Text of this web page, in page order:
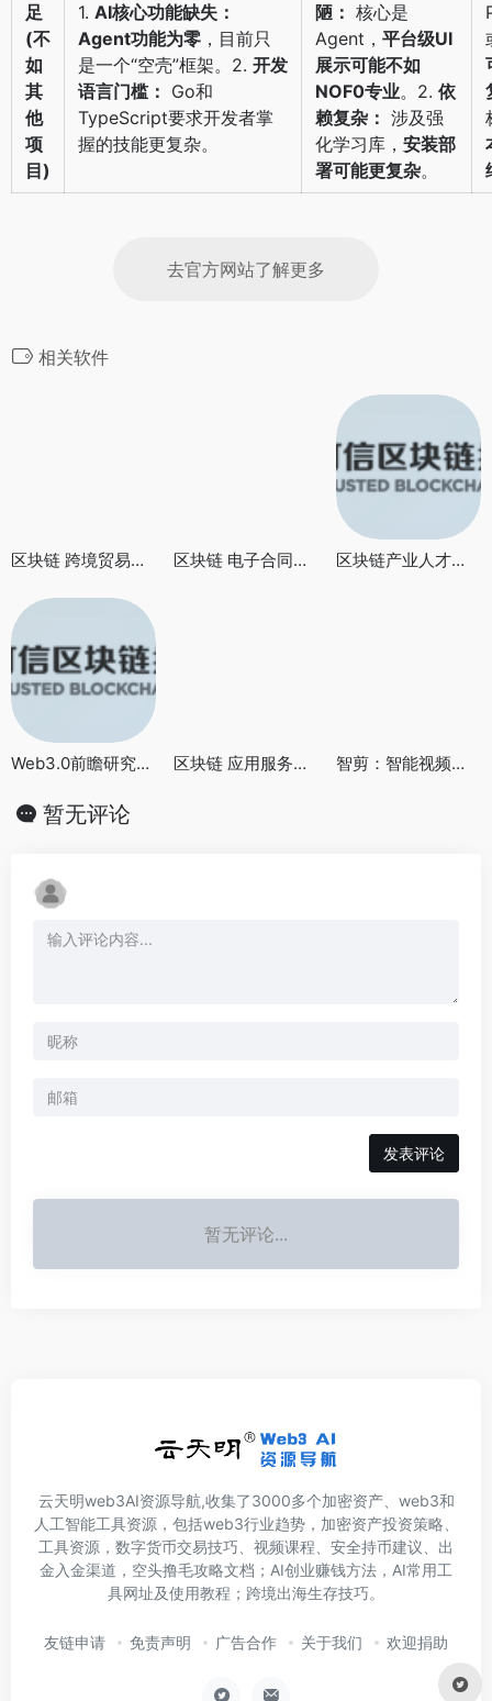
足
(不
如
其
他
项
目)
1. AI核心功能缺失：
Agent功能为零 ，目前只
是一个“空壳”框架。2. 开发
语言门槛： Go和
TypeScript要求开发者掌
握的技能更复杂。
陋： 核心是
Agent， 平台级UI
展示可能不如
NOF0专业。2. 依
赖复杂： 涉及强
化学习库， 安装部
署可能更复杂。
去官方网站了解更多
相关软件
区块链 跨境贸易服务应用指南 区块链 电子合同存证应用指南 区块链产业人才发展报告2021
Web3.0前瞻研究报告（2022年） 区块链 应用服务中间件 参考架构 智剪：智能视频自动剪辑与AI解说工具
暂无评论
发表评论
暂无评论...
云天明web3AI资源导航,收集了3000多个加密资产、web3和
人工智能工具资源，包括web3行业趋势，加密资产投资策略、
工具资源，数字货币交易技巧、视频课程、安全持币建议、出
金入金渠道，空头撸毛攻略文档；AI创业赚钱方法，AI常用工
具网址及使用教程；跨境出海生存技巧。
友链申请 免责声明 广告合作 关于我们 欢迎捐助